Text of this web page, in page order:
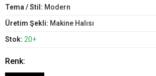
Tema / Stil: Modern
Üretim Şekli: Makine Halısı
Stok: 20+
Renk: